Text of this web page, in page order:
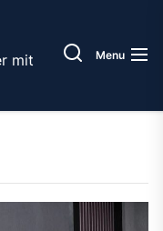
mit
Menu